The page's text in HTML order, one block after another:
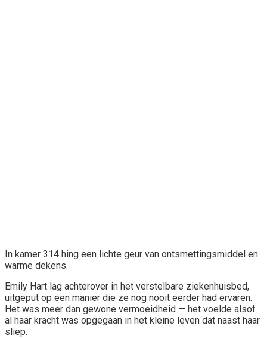
In kamer 314 hing een lichte geur van ontsmettingsmiddel en
warme dekens.
Emily Hart lag achterover in het verstelbare ziekenhuisbed,
uitgeput op een manier die ze nog nooit eerder had ervaren.
Het was meer dan gewone vermoeidheid — het voelde alsof
al haar kracht was opgegaan in het kleine leven dat naast haar
sliep.